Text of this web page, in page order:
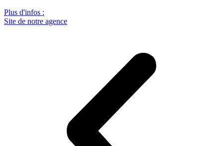
Plus d'infos :
Site de notre agence